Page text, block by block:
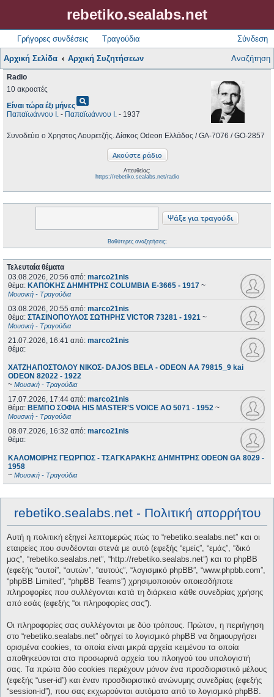
rebetiko.sealabs.net
Γρήγορες συνδέσεις Τραγούδια Σύνδεση
Αρχική Σελίδα Αρχική Συζητήσεων Αναζήτηση
Radio
10 ακροατές
Είναι τώρα έξι μήνεςpageview
Παπαϊωάννου Ι. - Παπαϊωάννου Ι. - 1937
Συνοδεύει ο Χρηστος Λουρετζής. Δίσκος Odeon Ελλάδος / GA-7076 / GO-2857
Απευθείας:
https://rebetiko.sealabs.net/radio
Βαθύτερες αναζητήσεις;
Τελευταία θέματα
03.08.2026, 20:56 από: marco21nis
θέμα: ΚΑΠΟΚΗΣ ΔΗΜΗΤΡΗΣ COLUMBIA E-3665 - 1917 ~
Μουσική - Τραγούδια
03.08.2026, 20:55 από: marco21nis
θέμα: ΣΤΑΣΙΝΟΠΟΥΛΟΣ ΣΩΤΗΡΗΣ VICTOR 73281 - 1921 ~
Μουσική - Τραγούδια
21.07.2026, 16:41 από: marco21nis
θέμα:
ΧΑΤΖΗΑΠΟΣΤΟΛΟΥ ΝΙΚΟΣ- DAJOS BELA - ODEON AA 79815_9 kai
ODEON 82022 - 1922
~ Μουσική - Τραγούδια
17.07.2026, 17:44 από: marco21nis
θέμα: ΒΕΜΠΟ ΣΟΦΙΑ HIS MASTER'S VOICE AO 5071 - 1952 ~
Μουσική - Τραγούδια
08.07.2026, 16:32 από: marco21nis
θέμα:
ΚΑΛΟΜΟΙΡΗΣ ΓΕΩΡΓΙΟΣ - ΤΣΑΓΚΑΡΑΚΗΣ ΔΗΜΗΤΡΗΣ ODEON GA 8029 -
1958
~ Μουσική - Τραγούδια
rebetiko.sealabs.net - Πολιτική απορρήτου
Αυτή η πολιτική εξηγεί λεπτομερώς πώς το “rebetiko.sealabs.net” και οι
εταιρείες που συνδέονται στενά με αυτό (εφεξής “εμείς”, “εμάς”, “δικό
μας”, “rebetiko.sealabs.net”, “http://rebetiko.sealabs.net”) και το phpBB
(εφεξής “αυτοί”, “αυτών”, “αυτούς”, “λογισμικό phpBB”, “www.phpbb.com”,
“phpBB Limited”, “phpBB Teams”) χρησιμοποιούν οποιεσδήποτε
πληροφορίες που συλλέγονται κατά τη διάρκεια κάθε συνεδρίας χρήσης
από εσάς (εφεξής “οι πληροφορίες σας”).
Οι πληροφορίες σας συλλέγονται με δύο τρόπους. Πρώτον, η περιήγηση
στο “rebetiko.sealabs.net” οδηγεί το λογισμικό phpBB να δημιουργήσει
ορισμένα cookies, τα οποία είναι μικρά αρχεία κειμένου τα οποία
αποθηκεύονται στα προσωρινά αρχεία του πλοηγού του υπολογιστή
σας. Τα πρώτα δύο cookies περιέχουν μόνον ένα προσδιοριστικό μέλους
(εφεξής “user-id”) και έναν προσδιοριστικό ανώνυμης συνεδρίας (εφεξής
“session-id”), που σας εκχωρούνται αυτόματα από το λογισμικό phpBB.